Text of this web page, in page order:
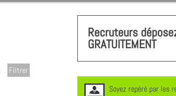
Recruteurs
GRATUITEMENT
Soyez repéré par les